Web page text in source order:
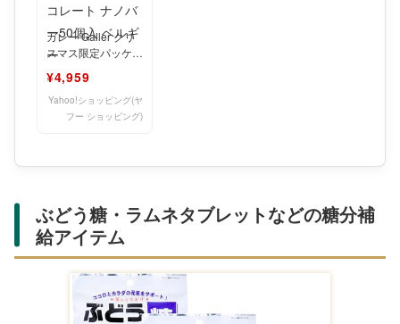
ガレー Galler クリ
スマス限定パッケー
ノバー50個入
¥4,959
Yahoo!ショッピング(ヤ
フー ショッピング)
ぶどう糖・ラムネタブレットなどの糖分補
給アイテム